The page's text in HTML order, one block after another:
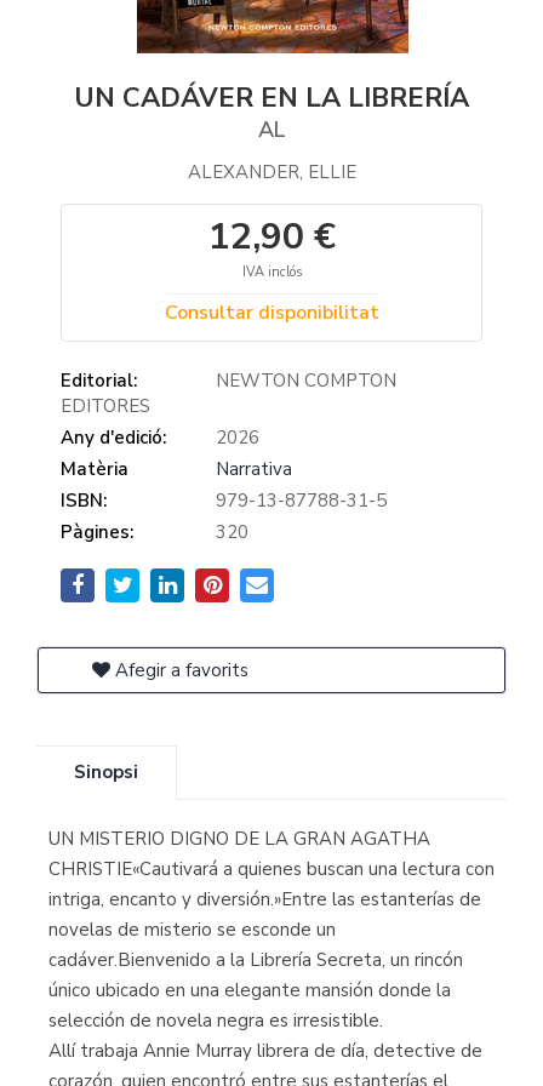
UN CADÁVER EN LA LIBRERÍA
AL
ALEXANDER, ELLIE
12,90 €
IVA inclós
Consultar disponibilitat
Editorial:
NEWTON COMPTON
EDITORES
Any d'edició:
2026
Matèria
Narrativa
ISBN:
979-13-87788-31-5
Pàgines:
320
Afegir a favorits
Sinopsi
UN MISTERIO DIGNO DE LA GRAN AGATHA
CHRISTIE«Cautivará a quienes buscan una lectura con
intriga, encanto y diversión.»Entre las estanterías de
novelas de misterio se esconde un
cadáver.Bienvenido a la Librería Secreta, un rincón
único ubicado en una elegante mansión donde la
selección de novela negra es irresistible.
Allí trabaja Annie Murray librera de día, detective de
corazón, quien encontró entre sus estanterías el